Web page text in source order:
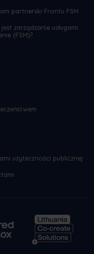
partnerski Frontu FSM
jest zarządzanie usługami
(FSM)?
użyteczności publicznej